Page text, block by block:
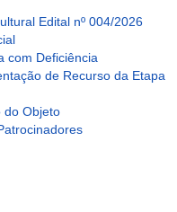
Edital nº 004/2026
com Deficiência
de Recurso da Etapa
do Objeto